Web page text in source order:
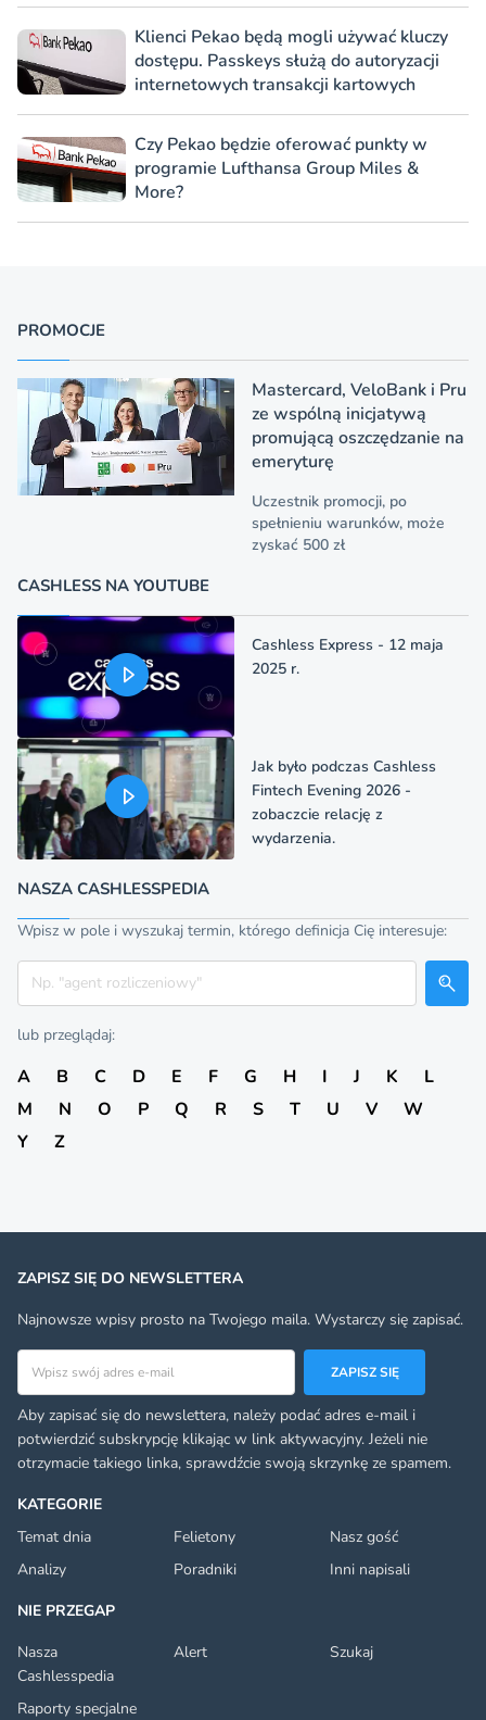
Klienci Pekao będą mogli używać kluczy
dostępu. Passkeys służą do autoryzacji
internetowych transakcji kartowych
Czy Pekao będzie oferować punkty w
programie Lufthansa Group Miles &
More?
PROMOCJE
Mastercard, VeloBank i Pru
ze wspólną inicjatywą
promującą oszczędzanie na
emeryturę
Uczestnik promocji, po
spełnieniu warunków, może
zyskać 500 zł
CASHLESS NA YOUTUBE
Cashless Express - 12 maja
2025 r.
Jak było podczas Cashless
Fintech Evening 2026 -
zobaczcie relację z
wydarzenia.
NASZA CASHLESSPEDIA
Wpisz w pole i wyszukaj termin, którego definicja Cię interesuje:
Szukaj
lub przeglądaj:
A B C D E F G H I J K
L
M
N O P Q R S T U V
W
Y
Z
KATEGORIE
Temat dnia
Felietony
Nasz gość
Analizy
Poradniki
Inni napisali
NIE PRZEGAP
Nasza
Cashlesspedia
Alert Szukaj
Raporty specjalne
ZAPISZ SIĘ DO NEWSLETTERA
Najnowsze wpisy prosto na Twojego maila. Wystarczy się zapisać.
Adres email
ZAPISZ SIĘ
Aby zapisać się do newslettera, należy podać adres e-mail i
potwierdzić subskrypcję klikając w link aktywacyjny. Jeżeli nie
otrzymacie takiego linka, sprawdźcie swoją skrzynkę ze spamem.